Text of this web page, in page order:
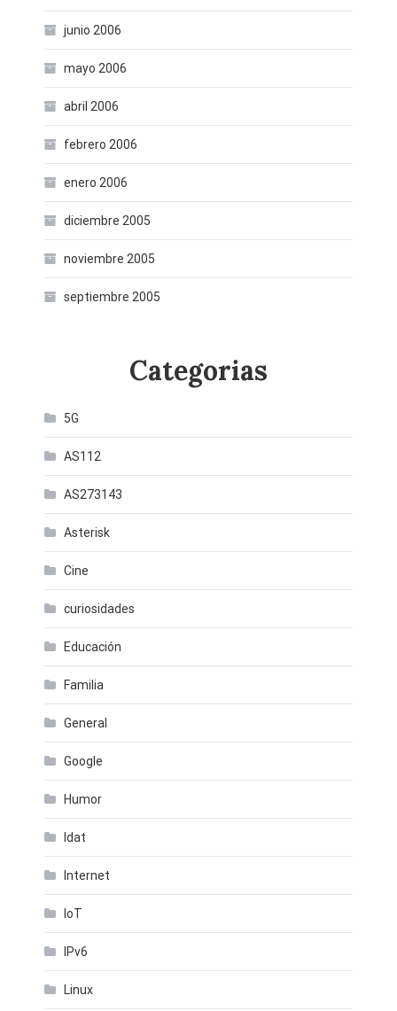
junio 2006
mayo 2006
abril 2006
febrero 2006
enero 2006
diciembre 2005
noviembre 2005
septiembre 2005
Categorias
5G
AS112
AS273143
Asterisk
Cine
curiosidades
Educación
Familia
General
Google
Humor
Idat
Internet
IoT
IPv6
Linux